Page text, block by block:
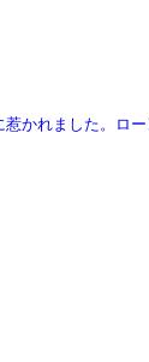
かれました。ロ